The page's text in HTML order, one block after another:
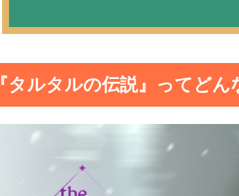
『タルタルの伝説』ってどん